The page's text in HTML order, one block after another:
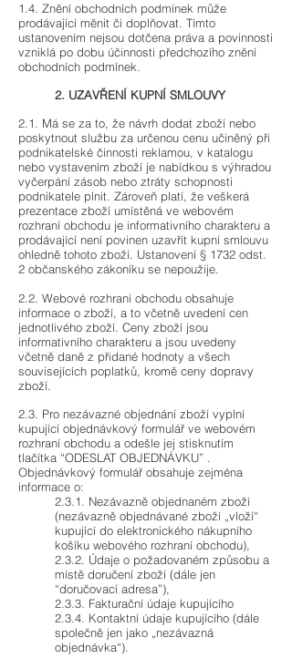
1.4. Znění obchodních podmínek může
prodávající měnit či doplňovat. Tímto
ustanovením nejsou dotčena práva a povinnosti
vzniklá po dobu účinnosti předchozího znění
obchodních podmínek.
2. UZAVŘENÍ KUPNÍ SMLOUVY
2.1. Má se za to, že návrh dodat zboží nebo
poskytnout službu za určenou cenu učiněný při
podnikatelské činnosti reklamou, v katalogu
nebo vystavením zboží je nabídkou s výhradou
vyčerpání zásob nebo ztráty schopnosti
podnikatele plnit. Zároveň platí, že veškerá
prezentace zboží umístěná ve webovém
rozhraní obchodu je informativního charakteru a
prodávající není povinen uzavřít kupní smlouvu
ohledně tohoto zboží. Ustanovení § 1732 odst.
2 občanského zákoníku se nepoužije.
2.2. Webové rozhraní obchodu obsahuje
informace o zboží, a to včetně uvedení cen
jednotlivého zboží. Ceny zboží jsou
informativního charakteru a jsou uvedeny
včetně daně z přidané hodnoty a všech
souvisejících poplatků, kromě ceny dopravy
zboží.
2.3. Pro nezávazné objednání zboží vyplní
kupující objednávkový formulář ve webovém
rozhraní obchodu a odešle jej stisknutím
tlačítka “ODESLAT OBJEDNÁVKU” .
Objednávkový formulář obsahuje zejména
informace o:
2.3.1. Nezávazně objednaném zboží
(nezávazně objednávané zboží „vloží“
kupující do elektronického nákupního
košíku webového rozhraní obchodu),
2.3.2. Údaje o požadovaném způsobu a
místě doručení zboží (dále jen
“doručovací adresa”),
2.3.3. Fakturační údaje kupujícího
2.3.4. Kontaktní údaje kupujícího (dále
společně jen jako „nezávazná
objednávka“).